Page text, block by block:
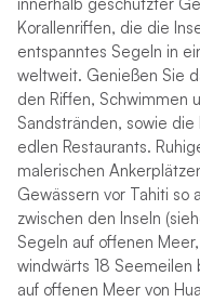
Korallenriffen, die die
entspanntes Segeln in
weltweit. Genießen Sie
den Riffen, Schwimmen
Sandstränden, sowie die
edlen Restaurants.
malerischen
Gewässern vor Tahiti so
zwischen den Inseln
Segeln auf offenen
windwärts 18
auf offenen Meer von